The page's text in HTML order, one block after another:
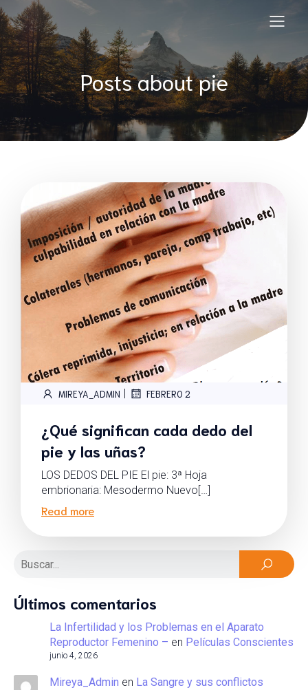
Posts about pie
MIREYA_ADMIN | FEBRERO 2
¿Qué significan cada dedo del
pie y las uñas?
LOS DEDOS DEL PIE El pie: 3ª Hoja
embrionaria: Mesodermo Nuevo[…]
Read more
Últimos comentarios
La Infertilidad y los Problemas en el Aparato
Reproductor Femenino – en Películas Conscientes
junio 4, 2026
Mireya_Admin en La Sangre y sus conflictos